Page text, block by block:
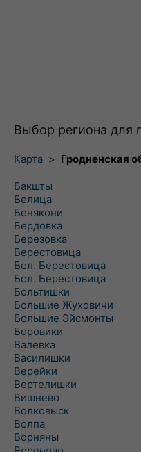
Выбор региона для
Карта > Гродненская
Бакшты
Белица
Бенякони
Бердовка
Березовка
Берестовица
Бол. Берестовица
Бол. Берестовица
Больтишки
Большие Жуховичи
Большие Эйсмонты
Боровики
Валевка
Василишки
Верейки
Вертелишки
Вишнево
Волковыск
Волпа
Ворняны